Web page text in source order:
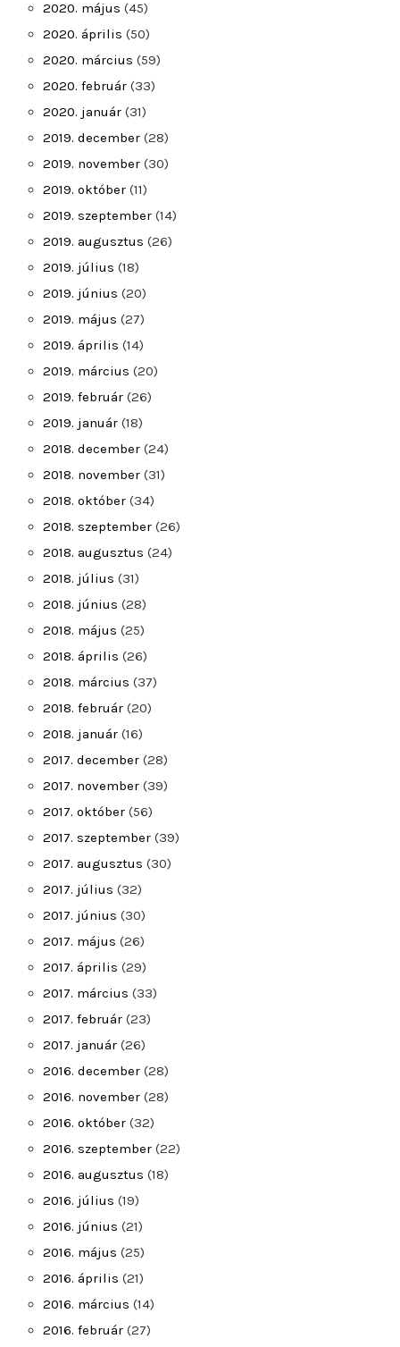
2020. május (45)
2020. április (50)
2020. március (59)
2020. február (33)
2020. január (31)
2019. december (28)
2019. november (30)
2019. október (11)
2019. szeptember (14)
2019. augusztus (26)
2019. július (18)
2019. június (20)
2019. május (27)
2019. április (14)
2019. március (20)
2019. február (26)
2019. január (18)
2018. december (24)
2018. november (31)
2018. október (34)
2018. szeptember (26)
2018. augusztus (24)
2018. július (31)
2018. június (28)
2018. május (25)
2018. április (26)
2018. március (37)
2018. február (20)
2018. január (16)
2017. december (28)
2017. november (39)
2017. október (56)
2017. szeptember (39)
2017. augusztus (30)
2017. július (32)
2017. június (30)
2017. május (26)
2017. április (29)
2017. március (33)
2017. február (23)
2017. január (26)
2016. december (28)
2016. november (28)
2016. október (32)
2016. szeptember (22)
2016. augusztus (18)
2016. július (19)
2016. június (21)
2016. május (25)
2016. április (21)
2016. március (14)
2016. február (27)